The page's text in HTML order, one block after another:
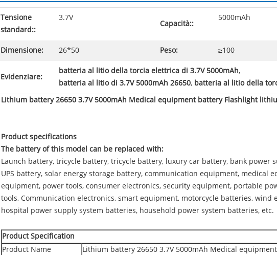
Tensione
standard::
3.7V
Capacità::
5000mAh
Dimensione: 26*50 Peso: ≥100
Evidenziare:
batteria al litio della torcia elettrica di 3.7V 5000mAh,
batteria al litio di 3.7V 5000mAh 26650, batteria al litio della
Lithium battery 26650 3.7V 5000mAh Medical equipment battery Flashlight
Product specifications
The battery of this model can be replaced with:
Launch battery, tricycle battery, tricycle battery, luxury car battery, bank power
UPS battery, solar energy storage battery, communication equipment, medical
equipment, power tools, consumer electronics, security equipment, portable
tools, Communication electronics, smart equipment, motorcycle batteries, wind
hospital power supply system batteries, household power system batteries, etc.
Product Specification
Product Name
Lithium battery 26650 3.7V 5000mAh Medical